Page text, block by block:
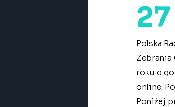
Polska
Zebrania
roku o
online.
Poniżej